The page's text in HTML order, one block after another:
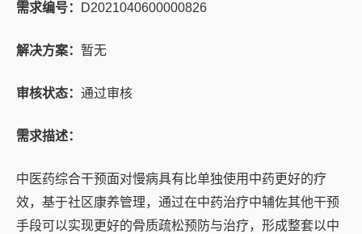
需求编号： D2021040600000826
解决方案： 暂无
审核状态： 通过审核
需求描述：
中医药综合干预面对慢病具有比单独使用中药更好的疗
效，基于社区康养管理，通过在中药治疗中辅佐其他干预
手段可以实现更好的骨质疏松预防与治疗，形成整套以中